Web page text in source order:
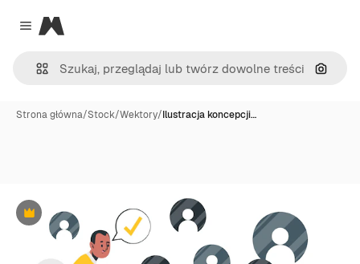
Close menu
Magnific
Szukaj
Strona główna/Stock/Wektory/Ilustracja koncepcji…
Premium